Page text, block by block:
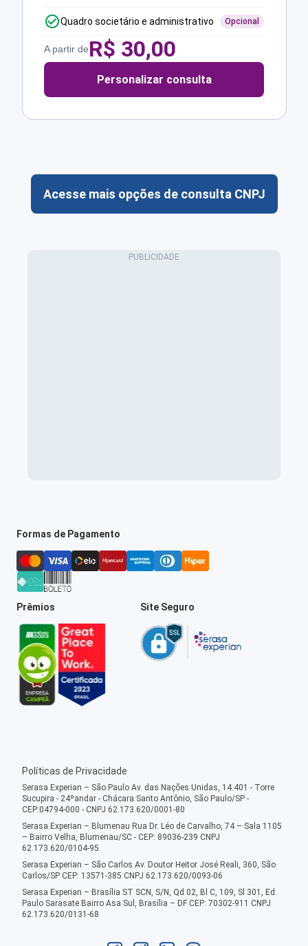
Quadro societário e administrativo Opcional
A partir deR$ 30,00
Personalizar consulta
Acesse mais opções de consulta CNPJ
Formas de Pagamento
Prêmios Site Seguro
Políticas de Privacidade
Serasa Experian – São Paulo Av. das Nações Unidas, 14.401 - Torre
Sucupira - 24ºandar - Chácara Santo Antônio, São Paulo/SP -
CEP:04794-000 - CNPJ 62.173.620/0001-80
Serasa Experian – Blumenau Rua Dr. Léo de Carvalho, 74 – Sala 1105
– Bairro Velha, Blumenau/SC - CEP: 89036-239 CNPJ
62.173.620/0104-95
Serasa Experian – São Carlos Av. Doutor Heitor José Reali, 360, São
Carlos/SP CEP: 13571-385 CNPJ 62.173.620/0093-06
Serasa Experian – Brasília ST SCN, S/N, Qd 02, Bl C, 109, Sl 301, Ed.
Paulo Sarasate Bairro Asa Sul, Brasília – DF CEP: 70302-911 CNPJ
62.173.620/0131-68